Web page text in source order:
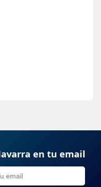
en tu email